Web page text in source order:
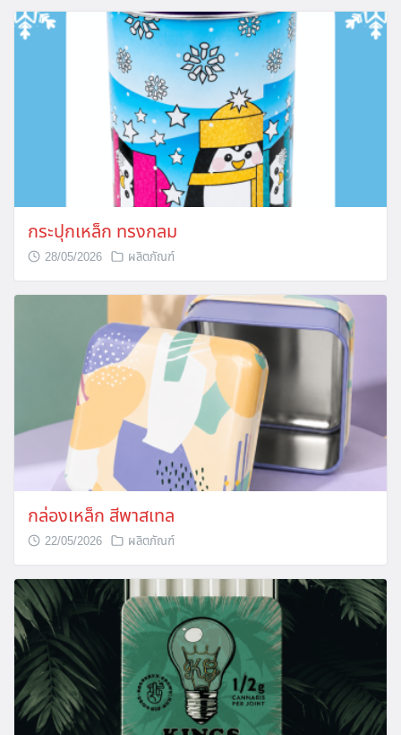
กระปุกเหล็ก ทรงกลม
28/05/2026 ผลิตภัณฑ์
กล่องเหล็ก สีพาสเทล
22/05/2026 ผลิตภัณฑ์